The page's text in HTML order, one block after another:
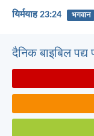
यिर्मयाह 23:24 भगवान
दैनिक बाइबिल पद्य